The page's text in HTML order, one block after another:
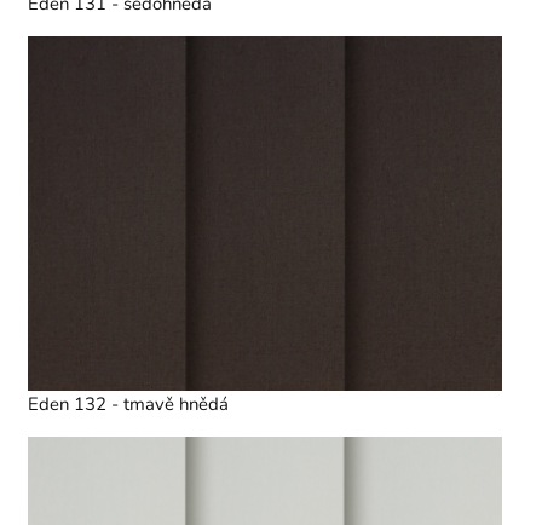
Eden 132 - tmavě hnědá